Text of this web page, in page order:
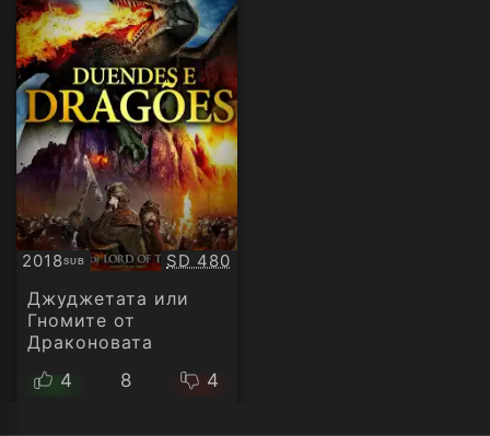
2018SUB
Субтитри Качество:
SD 480
Джуджетата или
Гномите от
Драконовата
4 8 4